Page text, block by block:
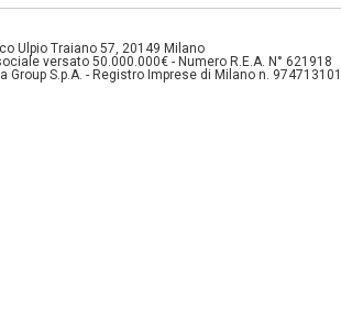
Ulpio Traiano 57, 20149 Milano
versato 50.000.000€ - Numero R.E.A. N° 621918
S.p.A. - Registro Imprese di Milano n.